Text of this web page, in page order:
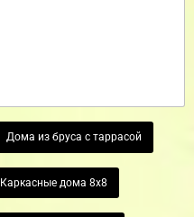
Дома из бруса с таррасой
Каркасные дома 8х8